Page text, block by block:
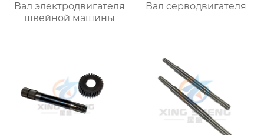
Вал электродвигателя
швейной машины
Вал серводвигателя